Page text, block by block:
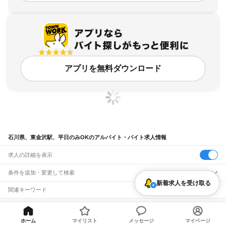
アプリを無料ダウンロード
石川県、東金沢駅、平日のみOKのアルバイト・バイト求人情報
求人の詳細を表示
条件を追加・変更して検索
市区町村を追加・変更
石川県すべて
金沢市
小松市輪島市珠洲市 羽咋市かほく市
能美市
駅を追加・変更
職種を追加・変更
関連キーワード
バイトTOP
金沢市
平日のみOKのアルバイト・バ
イト・求人
新着求人を受け取る
ホーム マイリスト メッセージ マイページ